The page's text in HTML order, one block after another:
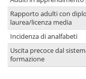
Rapporto adulti con
laurea/licenza media
Incidenza di analfabeti
Uscita precoce dal
formazione